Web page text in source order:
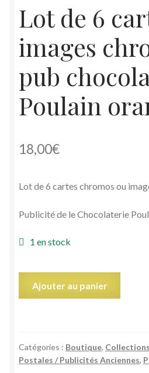
Lot de 6
images
pub
Poulain
18,00€
Lot de 6 cartes chromos ou
Publicité de le Chocolaterie
1 en stock
cartes
images
Ajouter au panier
Catégories : Boutique, Collections
Postales / Publicités Anciennes,